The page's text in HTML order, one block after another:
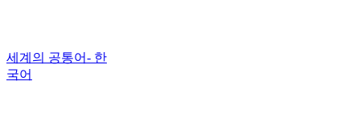
세계의 공통어- 한
국어